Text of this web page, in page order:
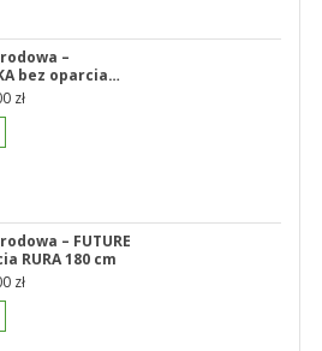
–
bez oparcia
nogi żeliwne
zł
– FUTURE
RURA 180 cm
zł